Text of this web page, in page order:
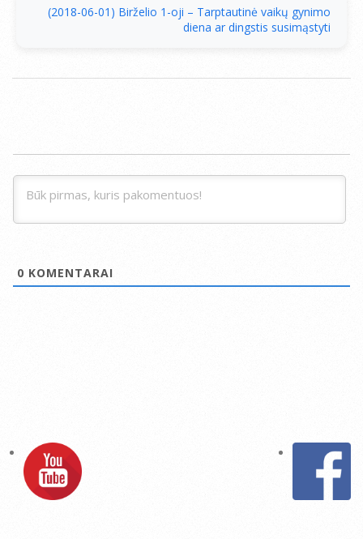
(2018-06-01) Birželio 1-oji – Tarptautinė vaikų gynimo
diena ar dingstis susimąstyti
0 KOMENTARAI